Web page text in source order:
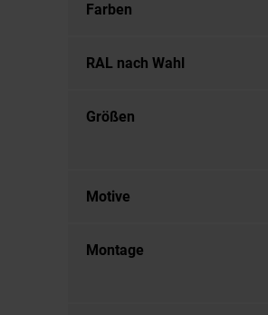
Farben
RAL nach Wahl
Größen
Motive
Montage